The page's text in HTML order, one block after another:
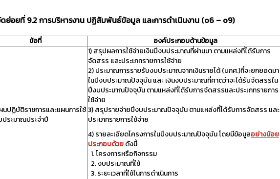
ย่อยที่ 9.2 การบริหารงาน ปฏิสัมพันธ์ข้อมูล และการดำเนินงาน (o6 – o9)
ข้อที่ องค์ประกอบด้านข้อมูล
นปฏิบัติราชการและแผนการใช้
ระมาณประจำปี
1) สรุปผลการใช้จ่ายเงินปีงบประมาณที่ผ่านมา ตามแหล่งที่ได้รับการ
จัดสรร และประเภทรายการใช้จ่าย
2) ประมาณการรายรับงบประมาณจากเงินรายได้ (บกศ.)ที่จะยกยอดมา
ในปีงบประมาณปัจจุบัน และ เงินงบประมาณที่คาดว่าจะได้รับจัดสรรใน
ปีงบประมาณปัจจุบัน ตามแหล่งที่ได้รับการจัดสรรและประเภทรายการ
ใช้จ่าย
3) สรุปรายจ่ายปีงบประมาณปัจจุบัน ตามแหล่งที่ได้รับการจัดสรร และ
ประเภทรายการใช้จ่าย
4) รายละเอียดโครงการในปีงบประมาณปัจจุบัน โดยมีข้อมูลอย่างน้อย
ประกอบด้วยดังนี้
1. โครงการหรือกิจกรรม
2. งบประมาณที่ใช้
3. ระยะเวลาที่ใช้ในการดำเนินการ